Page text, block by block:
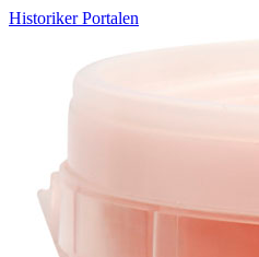
Historiker Portalen